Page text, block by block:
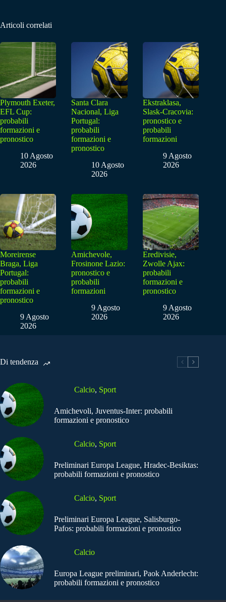
Articoli correlati
Plymouth Exeter,
EFL Cup:
probabili
formazioni e
pronostico
10 Agosto
2026
Santa Clara
Nacional, Liga
Portugal:
probabili
formazioni e
pronostico
10 Agosto
2026
Ekstraklasa,
Slask-Cracovia:
pronostico e
probabili
formazioni
9 Agosto
2026
Moreirense
Braga, Liga
Portugal:
probabili
formazioni e
pronostico
9 Agosto
2026
Amichevole,
Frosinone Lazio:
pronostico e
probabili
formazioni
9 Agosto
2026
Eredivisie,
Zwolle Ajax:
probabili
formazioni e
pronostico
9 Agosto
2026
Di tendenza
Calcio, Sport
Amichevoli, Juventus-Inter: probabili
formazioni e pronostico
Calcio, Sport
Preliminari Europa League, Hradec-Besiktas:
probabili formazioni e pronostico
Calcio, Sport
Preliminari Europa League, Salisburgo-
Pafos: probabili formazioni e pronostico
Calcio
Europa League preliminari, Paok Anderlecht:
probabili formazioni e pronostico